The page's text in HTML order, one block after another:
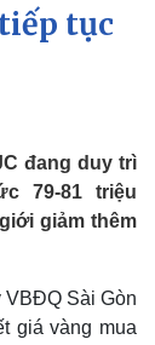
tục
đang duy trì
79-81 triệu
giảm thêm
VBĐQ Sài Gòn
giá vàng mua